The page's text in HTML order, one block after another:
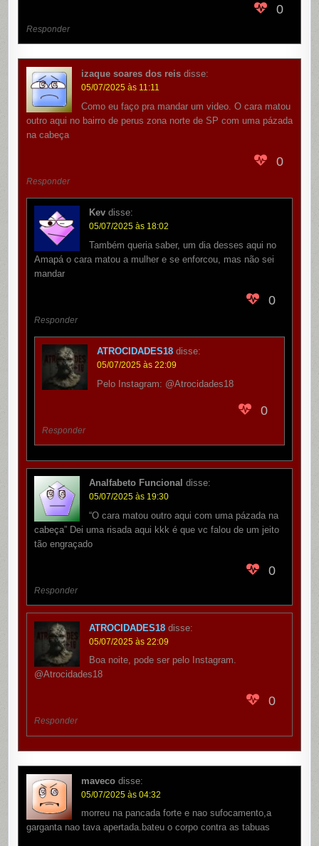
0
Responder
izaque soares dos reis disse:
05/07/2025 às 11:11
Como eu faço pra mandar um video. O cara matou
outro aqui no bairro de perus zona norte de SP com uma pázada
na cabeça
0
Responder
Kev disse:
05/07/2025 às 18:02
Também queria saber, um dia desses aqui no
Amapá o cara matou a mulher e se enforcou, mas não sei
mandar
0
Responder
ATROCIDADES18 disse:
05/07/2025 às 22:09
Pelo Instagram: @Atrocidades18
0
Responder
Analfabeto Funcional disse:
05/07/2025 às 19:30
“O cara matou outro aqui com uma pázada na
cabeça” Dei uma risada aqui kkk é que vc falou de um jeito
tão engraçado
0
Responder
ATROCIDADES18 disse:
05/07/2025 às 22:09
Boa noite, pode ser pelo Instagram.
@Atrocidades18
0
Responder
maveco disse:
05/07/2025 às 04:32
morreu na pancada forte e nao sufocamento,a
garganta nao tava apertada.bateu o corpo contra as tabuas